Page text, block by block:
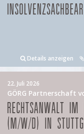
Details anzeigen
22. Juli 2026
GÖRG Partnerschaft
RECHTSANWALT IM
(M/W/D) IN